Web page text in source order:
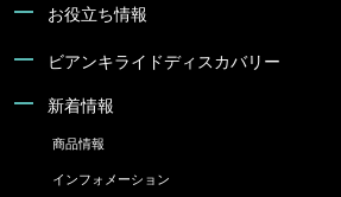
お役立ち情報
ビアンキライドディスカバリー
新着情報
商品情報
インフォメーション